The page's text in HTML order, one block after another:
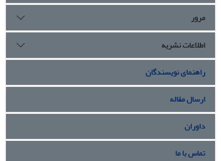
مرور
اطلاعات نشریه
راهنمای نویسندگان
ارسال مقاله
داوران
تماس با ما